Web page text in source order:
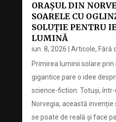
ORAȘUL DIN
SOARELE CU
SOLUȚIE PENTRU
LUMINĂ
iun. 8, 2026 Articole, Fără
Primirea luminii solare
gigantice pare o idee
science-fiction. Totuși,
Norvegia, această
se poate de reală și face